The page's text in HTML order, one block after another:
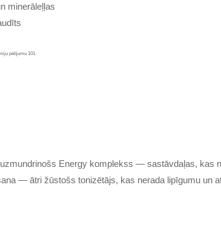
minerāleļļas
pētījumu 101.
Energy komplekss — sastāvdaļas, kas
— ātri žūstošs tonizētājs, kas nerada lipīgumu un